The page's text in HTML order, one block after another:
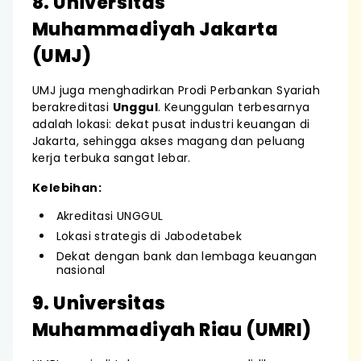
Muhammadiyah Jakarta
(UMJ)
UMJ juga menghadirkan Prodi Perbankan Syariah
berakreditasi Unggul. Keunggulan terbesarnya
adalah lokasi: dekat pusat industri keuangan di
Jakarta, sehingga akses magang dan peluang
kerja terbuka sangat lebar.
Kelebihan:
Akreditasi UNGGUL
Lokasi strategis di Jabodetabek
Dekat dengan bank dan lembaga keuangan
nasional
9. Universitas
Muhammadiyah Riau (UMRI)